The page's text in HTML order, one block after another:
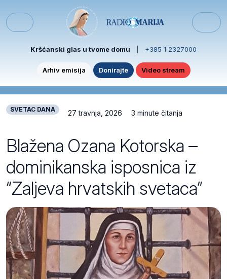
Menu
Kršćanski glas u tvome domu +385 1 2327000
Arhiv emisija Donirajte Video stream
SVETAC DANA 27 travnja, 2026 3 minute čitanja
Blažena Ozana Kotorska –
dominikanska isposnica iz
“Zaljeva hrvatskih svetaca”